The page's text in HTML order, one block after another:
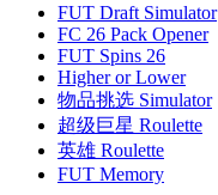
FUT Draft Simulator
FC 26 Pack Opener
FUT Spins 26
Higher or Lower
物品挑选 Simulator
超级巨星 Roulette
英雄 Roulette
FUT Memory